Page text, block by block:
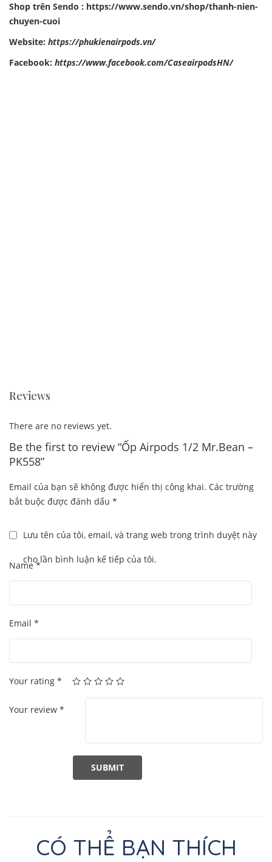
Shop trên Sendo : https://www.sendo.vn/shop/thanh-nien-
chuyen-cuoi
Website: https://phukienairpods.vn/
Facebook: https://www.facebook.com/CaseairpodsHN/
Reviews
There are no reviews yet.
Be the first to review “Ốp Airpods 1/2 Mr.Bean –
PK558”
Email của bạn sẽ không được hiển thị công khai. Các trường
bắt buộc được đánh dấu *
Lưu tên của tôi, email, và trang web trong trình duyệt này
cho lần bình luận kế tiếp của tôi.
Name*
Email *
Your rating *
Your review *
CÓ THỂ BẠN THÍCH